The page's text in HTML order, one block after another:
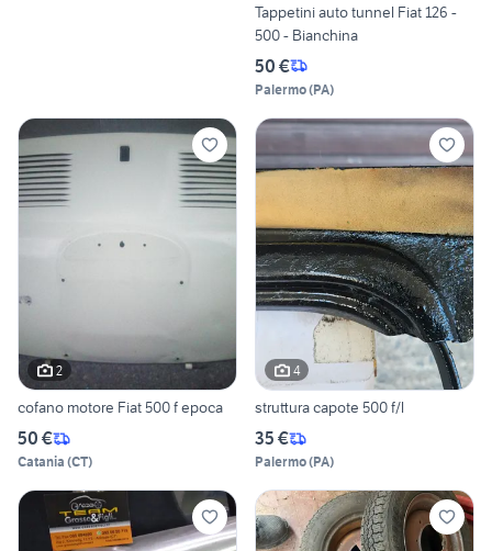
Tappetini auto tunnel Fiat 126 -
500 - Bianchina
50 €
Palermo(PA)
2
cofano motore Fiat 500 f epoca
50 €
Catania (CT)
4
struttura capote 500 f/l
35 €
Palermo(PA)